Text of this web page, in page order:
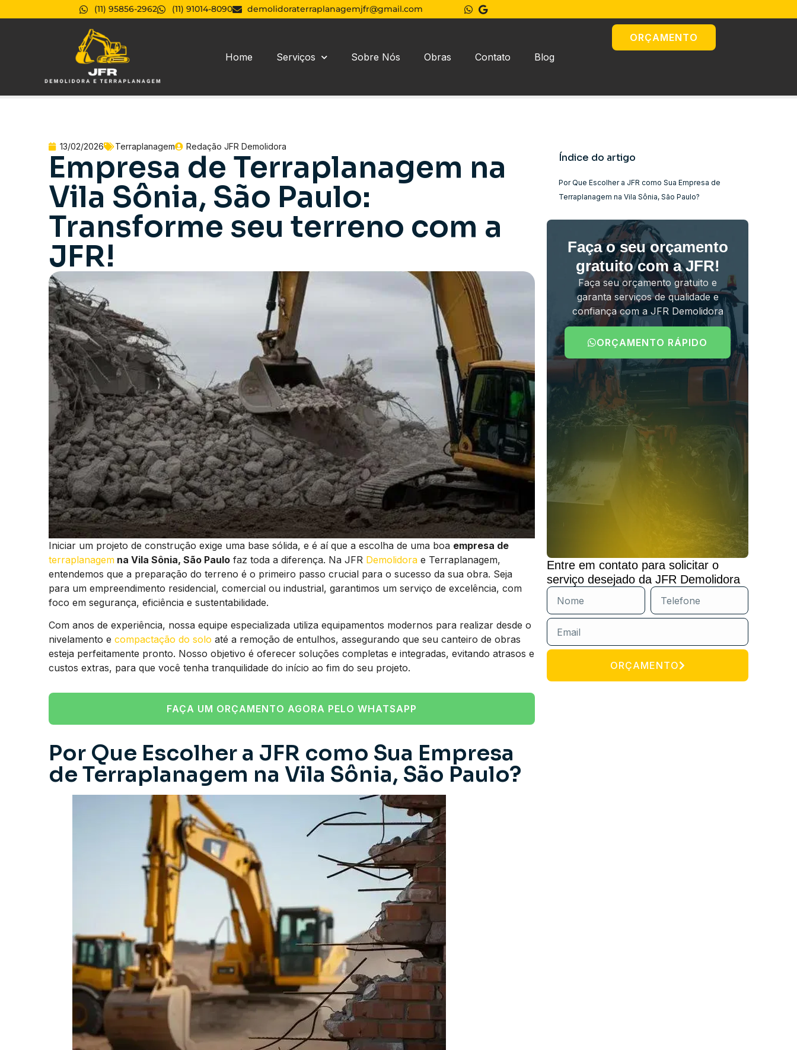
(11) 95856-2962 (11) 91014-8090 demolidoraterraplanagemjfr@gmail.com
Home Serviços Sobre Nós Obras Contato Blog
ORÇAMENTO
13/02/2026 Terraplanagem Redação JFR Demolidora
Empresa de Terraplanagem na
Vila Sônia, São Paulo:
Transforme seu terreno com a
JFR!
Iniciar um projeto de construção exige uma base sólida, e é aí que a escolha de uma boa empresa de
terraplanagem na Vila Sônia, São Paulo faz toda a diferença. Na JFR Demolidora e Terraplanagem,
entendemos que a preparação do terreno é o primeiro passo crucial para o sucesso da sua obra. Seja
para um empreendimento residencial, comercial ou industrial, garantimos um serviço de excelência, com
foco em segurança, eficiência e sustentabilidade.
Com anos de experiência, nossa equipe especializada utiliza equipamentos modernos para realizar desde o
nivelamento e compactação do solo até a remoção de entulhos, assegurando que seu canteiro de obras
esteja perfeitamente pronto. Nosso objetivo é oferecer soluções completas e integradas, evitando atrasos e
custos extras, para que você tenha tranquilidade do início ao fim do seu projeto.
FAÇA UM ORÇAMENTO AGORA PELO WHATSAPP
Por Que Escolher a JFR como Sua Empresa
de Terraplanagem na Vila Sônia, São Paulo?
Índice do artigo
Por Que Escolher a JFR como Sua Empresa de
Terraplanagem na Vila Sônia, São Paulo?
Faça o seu orçamento
gratuito com a JFR!
Faça seu orçamento gratuito e
garanta serviços de qualidade e
confiança com a JFR Demolidora
ORÇAMENTO RÁPIDO
Entre em contato para solicitar o
serviço desejado da JFR Demolidora
ORÇAMENTO